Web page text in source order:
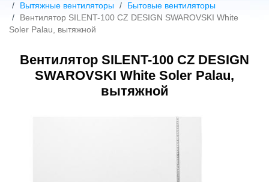
Вытяжные вентиляторы
Бытовые вентиляторы
Вентилятор SILENT-100 CZ DESIGN SWAROVSKI White
Soler Palau, вытяжной
Вентилятор SILENT-100 CZ DESIGN
SWAROVSKI White Soler Palau,
вытяжной